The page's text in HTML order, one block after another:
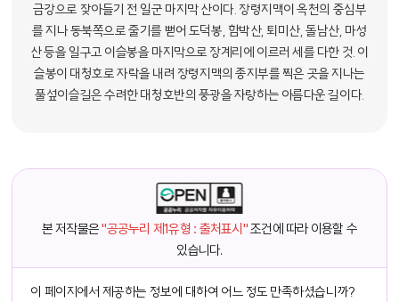
금강으로 잦아들기 전 일군 마지막 산이다. 장령지맥이 옥천의 중심부
를 지나 동북쪽으로 줄기를 뻗어 도덕봉, 함박산, 퇴미산, 돌남산, 마성
산 등을 일구고 이슬봉을 마지막으로 장계리에 이르러 세를 다한 것. 이
슬봉이 대청호로 자락을 내려 장령지맥의 종지부를 찍은 곳을 지나는
풀섶이슬길은 수려한 대청호반의 풍광을 자랑하는 아름다운 길이다.
본 저작물은"공공누리 제1유형 : 출처표시"조건에 따라 이용할 수
있습니다.
이 페이지에서 제공하는 정보에 대하여 어느 정도 만족하셨습니까?